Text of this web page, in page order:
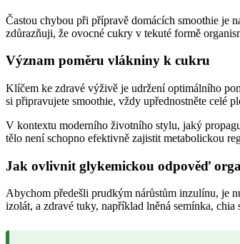
Častou chybou při přípravě domácích smoothie je
zdůrazňuji, že ovocné cukry v tekuté formě
Význam poměru vlákniny k cukru
Klíčem ke zdravé výživě je udržení optimálního
si připravujete smoothie, vždy upřednostněte celé
V kontextu moderního životního stylu, jaký
tělo není schopno efektivně zajistit metabolickou
Jak ovlivnit glykemickou odpověď
Abychom předešli prudkým nárůstům inzulínu, je
izolát, a zdravé tuky, například lněná semínka, chia